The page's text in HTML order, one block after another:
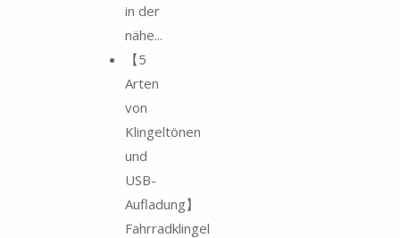
in der
nähe...
【5
Arten
von
Klingeltönen
und
USB-
Aufladung】
Fahrradklingel